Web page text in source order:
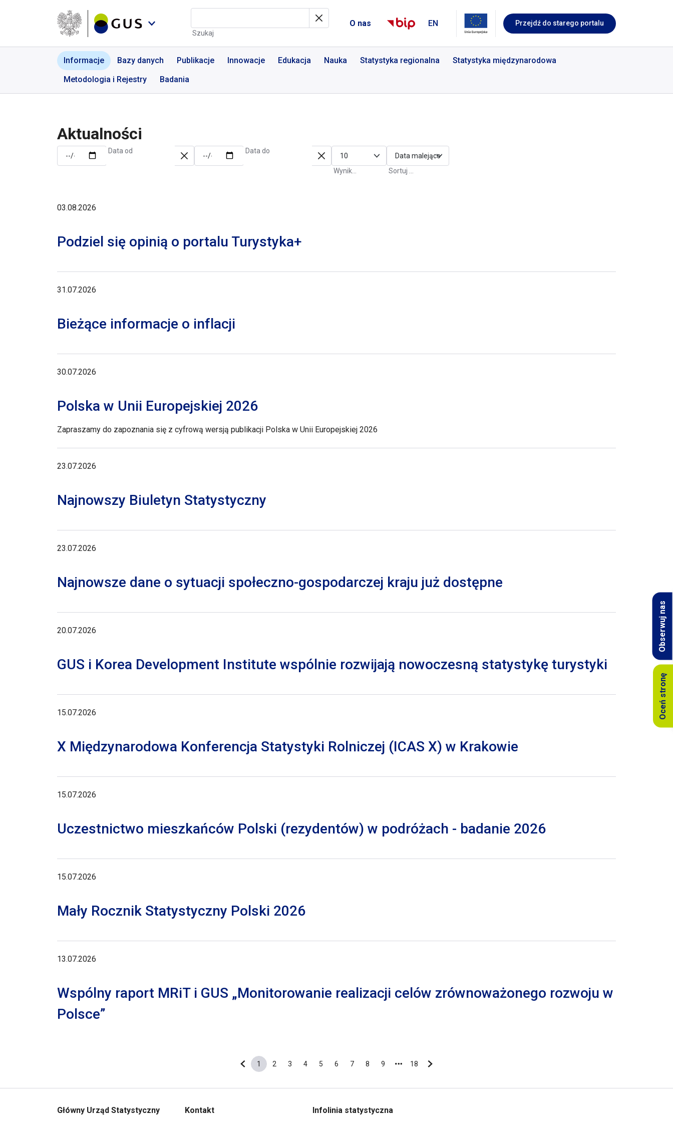
Aktualności | GUS - Portal Informacyjny
Oceń stronę
Obserwuj nas
Szukaj
O nas EN Przejdź do starego portalu
Informacje Bazy danych Publikacje Innowacje Edukacja Nauka Statystyka regionalna
Statystyka międzynarodowa
Metodologia i Rejestry
Badania
Aktualności
Data od Data do
Wyniki na stronę
03.08.2026
Podziel się opinią o portalu Turystyka+
31.07.2026
Bieżące informacje o inflacji
30.07.2026
Polska w Unii Europejskiej 2026
Zapraszamy do zapoznania się z cyfrową wersją publikacji Polska w Unii Europejskiej 2026
23.07.2026
Najnowszy Biuletyn Statystyczny
23.07.2026
Najnowsze dane o sytuacji społeczno-gospodarczej kraju już dostępne
20.07.2026
GUS i Korea Development Institute wspólnie rozwijają nowoczesną statystykę turystyki
15.07.2026
X Międzynarodowa Konferencja Statystyki Rolniczej (ICAS X) w Krakowie
15.07.2026
Uczestnictwo mieszkańców Polski (rezydentów) w podróżach - badanie 2026
15.07.2026
Mały Rocznik Statystyczny Polski 2026
13.07.2026
Wspólny raport MRiT i GUS „Monitorowanie realizacji celów zrównoważonego rozwoju w
Polsce”
Poprzednia strona
Bieżąca strona
1
Strona
2
Strona
3
Strona
4
Strona
5
Strona
6
Strona
7
Strona
8
Strona
9
Ostatnia strona
18
Następna strona
Główny Urząd Statystyczny Kontakt Infolinia statystyczna